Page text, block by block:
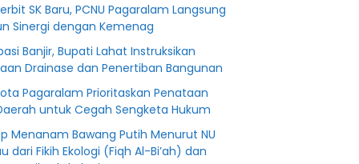
SK Baru, PCNU Pagaralam Langsung
Sinergi dengan Kemenag
Banjir, Bupati Lahat Instruksikan
Drainase dan Penertiban Bangunan
Pagaralam Prioritaskan Penataan
untuk Cegah Sengketa Hukum
Menanam Bawang Putih Menurut NU
dari Fikih Ekologi (Fiqh Al-Bi’ah) dan